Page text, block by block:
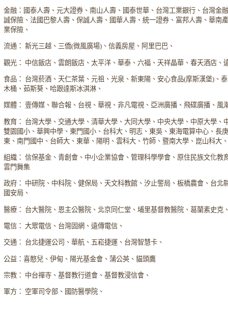
金融：國泰人壽、元大證券、南山人壽、國泰世華、台灣工業銀行、台灣金
誠保險、法國巴黎人壽、保誠人壽、國華人壽、統一證券、富邦人壽、華南
業保險、
流通： 新光三越、三僑(微風廣場)、信義房屋、阿里巴巴、
觀光： 中信飯店、雲朗飯店、太平洋、華泰、六福、天祥晶華、春天酒店、
食品： 台灣菸酒、天仁茶葉、元祖、光泉、新東陽、安心食品(摩斯漢堡)、
木桶、茹斯葵、哈跟達斯冰淇淋、
媒體： 壹傳媒、聯合報、台視、華視、非凡電視、亞洲廣播、飛碟廣播、風
教育： 台灣大學、交通大學、清華大學、大同大學、中央大學、中原大學、
雙園國小、華興中學、東門國小、台科大、明志、東吳、東海電算中心、長
東、南門國中、台師大、東華、陽明、雲科大、竹師、暨南大學、崑山科大
組織： 信保基金、青創會、中小企業協會、管理科學學會、原住民族文化教
雲門舞集
政府： 中研院、中科院、健保局、天文科教館、汐止警局、板橋農會、台北
國安局、
醫療： 台大醫院、恩主公醫院、北京同仁堂、埔里基督教醫院、葛蘭素史克
電信： 大眾電信、台灣固網、遠傳電信、
交通： 台北捷運公司、華航、五崧捷運、台灣智慧卡、
公益：喜憨兒、伊甸、陽光基金會、蒲公英、貓頭鷹
宗教： 中台禪寺、基督教行道會、基督教浸信會、
軍方： 空軍司令部、國防醫學院、